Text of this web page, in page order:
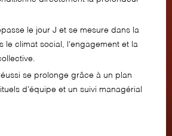
le jour J et se mesure dans la
le climat social, l'engagement et la
se prolonge grâce à un plan
d'équipe et un suivi managérial